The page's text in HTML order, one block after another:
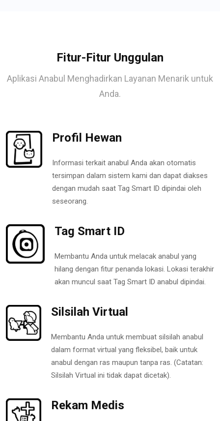
Fitur-Fitur Unggulan
Aplikasi Anabul Menghadirkan Layanan Menarik untuk
Anda.
Profil Hewan
Informasi terkait anabul Anda akan otomatis
tersimpan dalam sistem kami dan dapat diakses
dengan mudah saat Tag Smart ID dipindai oleh
seseorang.
Tag Smart ID
Membantu Anda untuk melacak anabul yang
hilang dengan fitur penanda lokasi. Lokasi terakhir
akan muncul saat Tag Smart ID anabul dipindai.
Silsilah Virtual
Membantu Anda untuk membuat silsilah anabul
dalam format virtual yang fleksibel, baik untuk
anabul dengan ras maupun tanpa ras. (Catatan:
Silsilah Virtual ini tidak dapat dicetak).
Rekam Medis